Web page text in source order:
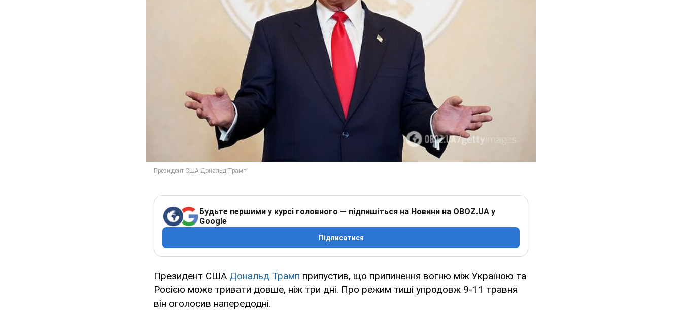
Будьте першими у курсі головного — підпишіться на Новини на OBOZ.UA у
Google
Підписатися
Президент США Дональд Трамп припустив, що припинення вогню між Україною та
Росією може тривати довше, ніж три дні. Про режим тиші упродовж 9-11 травня
він оголосив напередодні.